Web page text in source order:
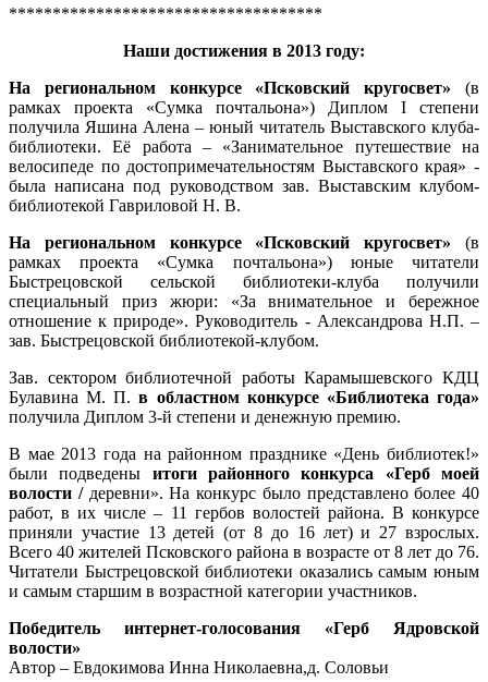
************************************
Наши достижения в 2013 году:
На региональном конкурсе «Псковский кругосвет» (в
рамках проекта «Сумка почтальона») Диплом I степени
получила Яшина Алена – юный читатель Выставского клуба-
библиотеки. Её работа – «Занимательное путешествие на
велосипеде по достопримечательностям Выставского края» -
была написана под руководством зав. Выставским клубом-
библиотекой Гавриловой Н. В.
На региональном конкурсе «Псковский кругосвет» (в
рамках проекта «Сумка почтальона») юные читатели
Быстрецовской сельской библиотеки-клуба получили
специальный приз жюри: «За внимательное и бережное
отношение к природе». Руководитель - Александрова Н.П. –
зав. Быстрецовской библиотекой-клубом.
Зав. сектором библиотечной работы Карамышевского КДЦ
Булавина М. П.в областном конкурсе «Библиотека года»
получила Диплом 3-й степени и денежную премию.
В мае 2013 года на районном празднике «День библиотек!»
были подведены итоги районного конкурса «Герб моей
волости /деревни». На конкурс было представлено более 40
работ, в их числе – 11 гербов волостей района. В конкурсе
приняли участие 13 детей (от 8 до 16 лет) и 27 взрослых.
Всего 40 жителей Псковского района в возрасте от 8 лет до 76.
Читатели Быстрецовской библиотеки оказались самым юным
и самым старшим в возрастной категории участников.
Победитель интернет-голосования «Герб Ядровской
волости»
Автор – Евдокимова Инна Николаевна,д. Соловьи